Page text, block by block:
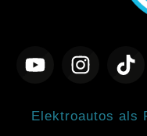
Elektroautos als